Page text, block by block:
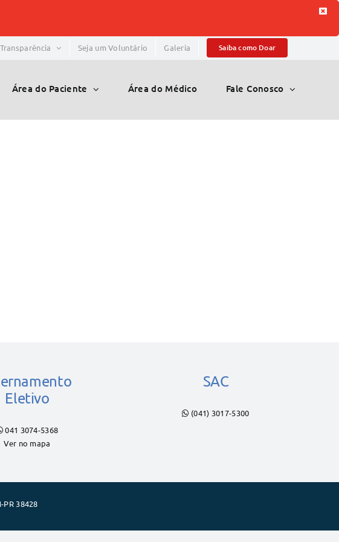
Transparência Seja um Voluntário Galeria Saiba como Doar
Área do Paciente Área do Médico Fale Conosco
Eletivo
041 3074-5368
Ver no mapa
SAC
(041) 3017-5300
PR 38428